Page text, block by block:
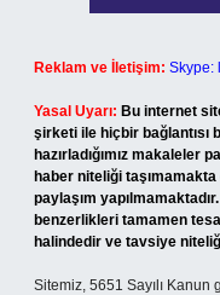
Reklam ve İletişim: Skype:
Yasal Uyarı: Bu internet
şirketi ile hiçbir bağlantısı
hazırladığımız makaleler
haber niteliği
paylaşım
benzerlikleri tamamen
halindedir ve tavsiye
Sitemiz, 5651 Sayılı